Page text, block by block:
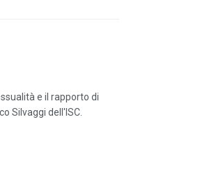
e il rapporto di
Silvaggi dell'ISC.